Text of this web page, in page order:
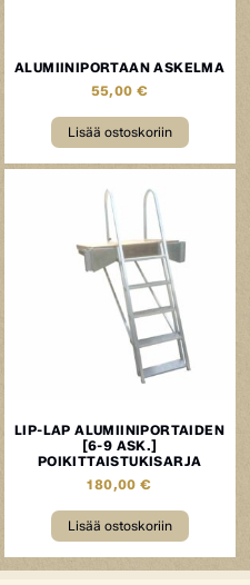
ALUMIINIPORTAAN ASKELMA
55,00€
Lisää ostoskoriin
LIP-LAP ALUMIINIPORTAIDEN
[6-9 ASK.]
POIKITTAISTUKISARJA
180,00€
Lisää ostoskoriin